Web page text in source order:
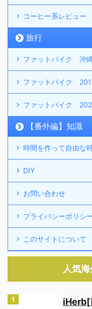
コーヒー系レビュー
旅行
ファットバイク 沖
ファットバイク
ファットバイク
【番外編】知識
時間を作って自由な
DIY
お問い合わせ
プライバシーポリシ
このサイトについて
人気
1 iHerb[